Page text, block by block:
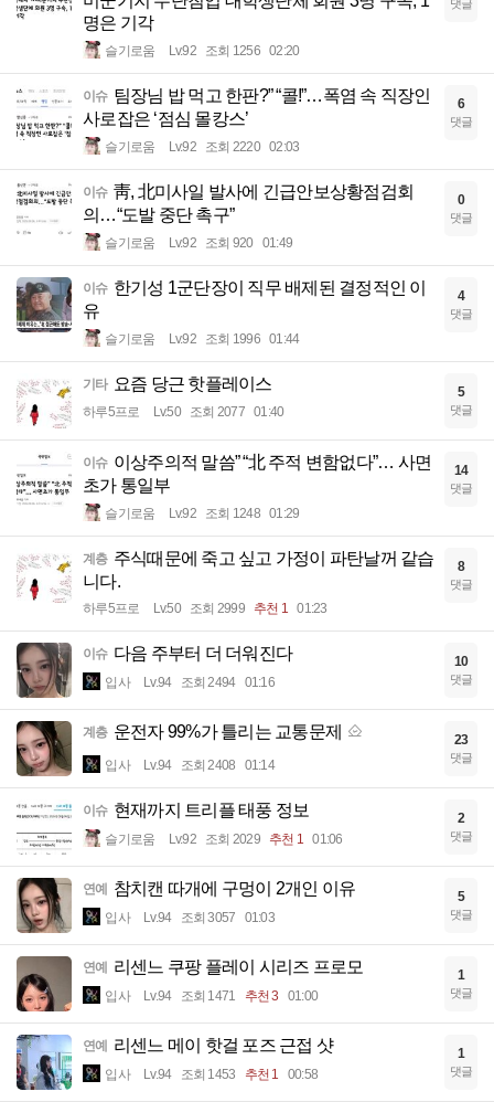
명은 기각
슬기로움 Lv.92 조회 1256 02:20
댓글
이슈 팀장님 밥 먹고 한판?” “콜!”…폭염 속 직장인
사로잡은 ‘점심 몰캉스’
슬기로움 Lv.92 조회 2220 02:03
6
댓글
이슈 靑, 北미사일 발사에 긴급안보상황점검회
의…“도발 중단 촉구”
슬기로움 Lv.92 조회 920 01:49
0
댓글
이슈 한기성 1군단장이 직무 배제된 결정적인 이
유
슬기로움 Lv.92 조회 1996 01:44
4
댓글
기타 요즘 당근 핫플레이스
하루5프로 Lv.50 조회 2077 01:40
5
댓글
이슈 이상주의적 말씀” “北 주적 변함없다”… 사면
초가 통일부
슬기로움 Lv.92 조회 1248 01:29
14
댓글
계층 주식때문에 죽고 싶고 가정이 파탄날꺼 같습
니다.
하루5프로 Lv.50 조회 2999 추천 1 01:23
8
댓글
이슈 다음 주부터 더 더워진다
입사 Lv.94 조회 2494 01:16
10
댓글
계층 운전자 99%가 틀리는 교통문제
입사 Lv.94 조회 2408 01:14
23
댓글
이슈 현재까지 트리플 태풍 정보
슬기로움 Lv.92 조회 2029 추천 1 01:06
2
댓글
연예 참치캔 따개에 구멍이 2개인 이유
입사 Lv.94 조회 3057 01:03
5
댓글
연예 리센느 쿠팡 플레이 시리즈 프로모
입사 Lv.94 조회 1471 추천 3 01:00
1
댓글
연예 리센느 메이 핫걸 포즈 근접 샷
입사 Lv.94 조회 1453 추천 1 00:58
1
댓글